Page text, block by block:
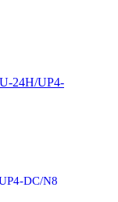
DC/N8